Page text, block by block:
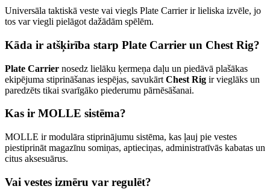
Universāla taktiskā veste vai viegls Plate Carrier ir lieliska izvēle, jo
tos var viegli pielāgot dažādām spēlēm.
Kāda ir atšķirība starp Plate Carrier un Chest Rig?
Plate Carrier nosedz lielāku ķermeņa daļu un piedāvā plašākas
ekipējuma stiprināšanas iespējas, savukārt Chest Rig ir vieglāks un
paredzēts tikai svarīgāko piederumu pārnēsāšanai.
Kas ir MOLLE sistēma?
MOLLE ir modulāra stiprinājumu sistēma, kas ļauj pie vestes
piestiprināt magazīnu somiņas, aptieciņas, administratīvās kabatas un
citus aksesuārus.
Vai vestes izmēru var regulēt?